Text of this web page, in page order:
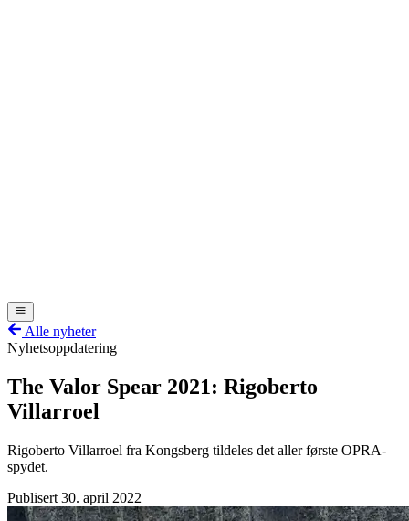
Alle nyheter
Nyhetsoppdatering
The Valor Spear 2021: Rigoberto
Villarroel
Rigoberto Villarroel fra Kongsberg tildeles det aller første OPRA-
spydet.
Publisert 30. april 2022